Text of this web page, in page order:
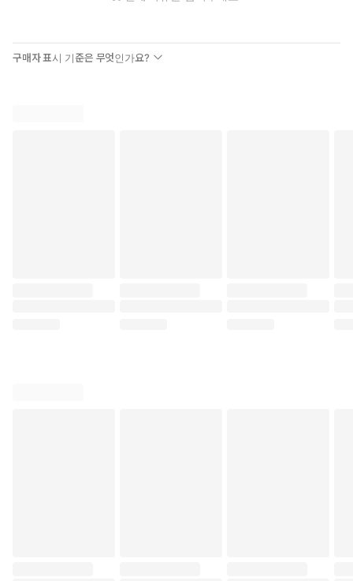
성령께 귀 기울이며 성령을 환영하는 교회가 절실히 필요합니다. 성
구매자 표시 기준은 무엇인가요?